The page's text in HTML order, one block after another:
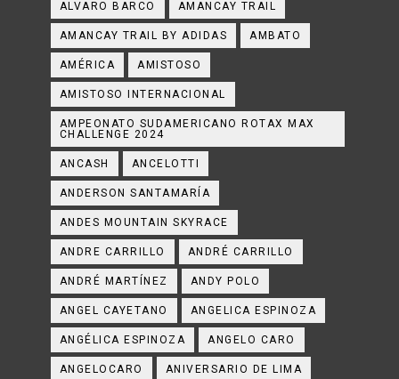
ALVARO BARCO AMANCAY TRAIL
AMANCAY TRAIL BY ADIDAS AMBATO
AMÉRICA AMISTOSO
AMISTOSO INTERNACIONAL
AMPEONATO SUDAMERICANO ROTAX MAX
CHALLENGE 2024
ANCASH ANCELOTTI
ANDERSON SANTAMARÍA
ANDES MOUNTAIN SKYRACE
ANDRE CARRILLO ANDRÉ CARRILLO
ANDRÉ MARTÍNEZ ANDY POLO
ANGEL CAYETANO ANGELICA ESPINOZA
ANGÉLICA ESPINOZA ANGELO CARO
ANGELOCARO ANIVERSARIO DE LIMA